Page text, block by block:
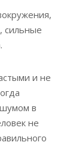
сильные
и не
в
не